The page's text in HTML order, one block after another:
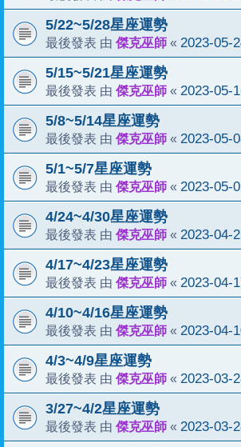
5/22~5/28星座運勢
最後發表 由 傑克巫師 « 2023-05-
5/15~5/21星座運勢
最後發表 由 傑克巫師 « 2023-05-
5/8~5/14星座運勢
最後發表 由 傑克巫師 « 2023-05-
5/1~5/7星座運勢
最後發表 由 傑克巫師 « 2023-05-
4/24~4/30星座運勢
最後發表 由 傑克巫師 « 2023-04-
4/17~4/23星座運勢
最後發表 由 傑克巫師 « 2023-04-
4/10~4/16星座運勢
最後發表 由 傑克巫師 « 2023-04-
4/3~4/9星座運勢
最後發表 由 傑克巫師 « 2023-03-
3/27~4/2星座運勢
最後發表 由 傑克巫師 « 2023-03-